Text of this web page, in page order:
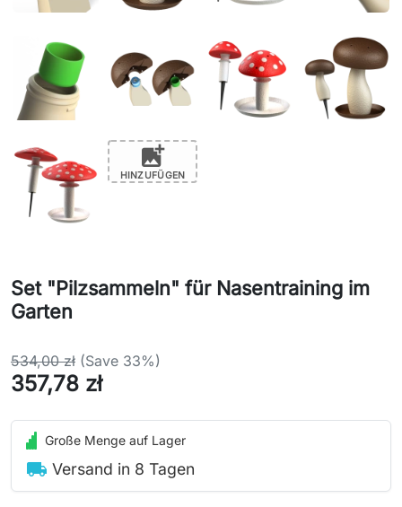
add_photo_alternate
HINZUFÜGEN
Set "Pilzsammeln" für Nasentraining im
Garten
534,00 zł (Save 33%)
357,78 zł
Große Menge auf Lager
local_shipping Versand in 8 Tagen